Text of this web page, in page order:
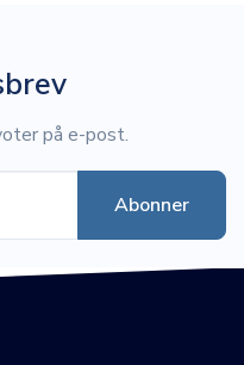
på e-post.